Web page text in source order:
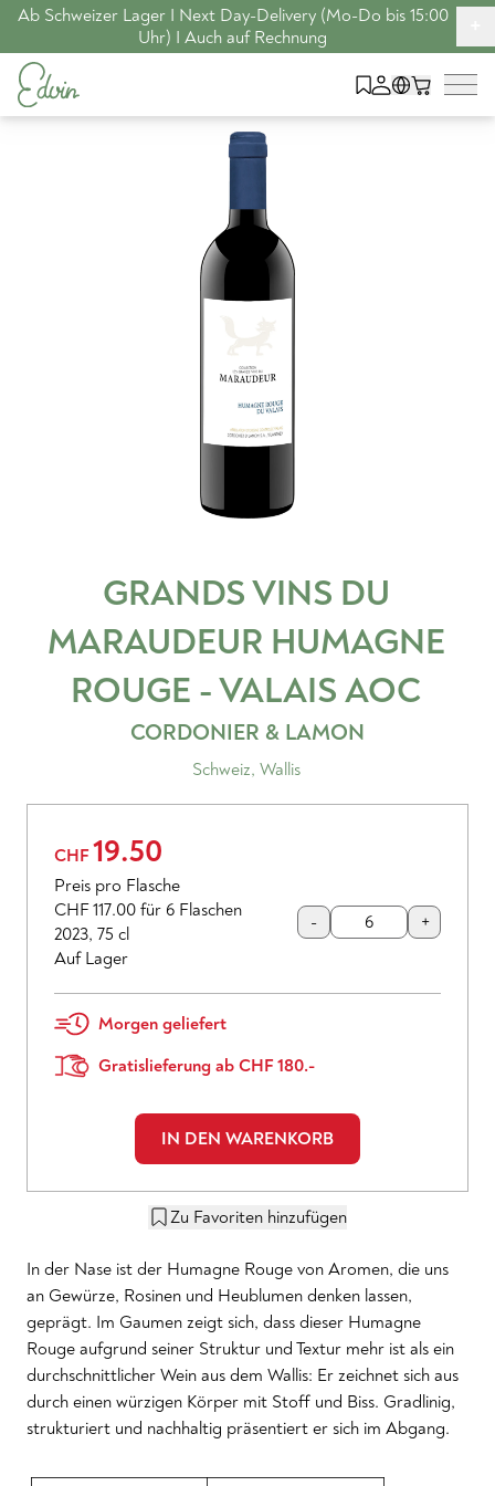
Ab Schweizer Lager I Next Day-Delivery (Mo-Do bis 15:00
Uhr) I Auch auf Rechnung
GRANDS VINS DU
MARAUDEUR HUMAGNE
ROUGE - VALAIS AOC
CORDONIER & LAMON
Schweiz, Wallis
CHF 19.50
Preis pro Flasche
CHF 117.00 für 6 Flaschen
2023, 75 cl
Auf Lager
- +
Morgen geliefert
Gratislieferung ab CHF 180.-
IN DEN WARENKORB
Zu Favoriten hinzufügen
In der Nase ist der Humagne Rouge von Aromen, die uns
an Gewürze, Rosinen und Heublumen denken lassen,
geprägt. Im Gaumen zeigt sich, dass dieser Humagne
Rouge aufgrund seiner Struktur und Textur mehr ist als ein
durchschnittlicher Wein aus dem Wallis: Er zeichnet sich aus
durch einen würzigen Körper mit Stoff und Biss. Gradlinig,
strukturiert und nachhaltig präsentiert er sich im Abgang.